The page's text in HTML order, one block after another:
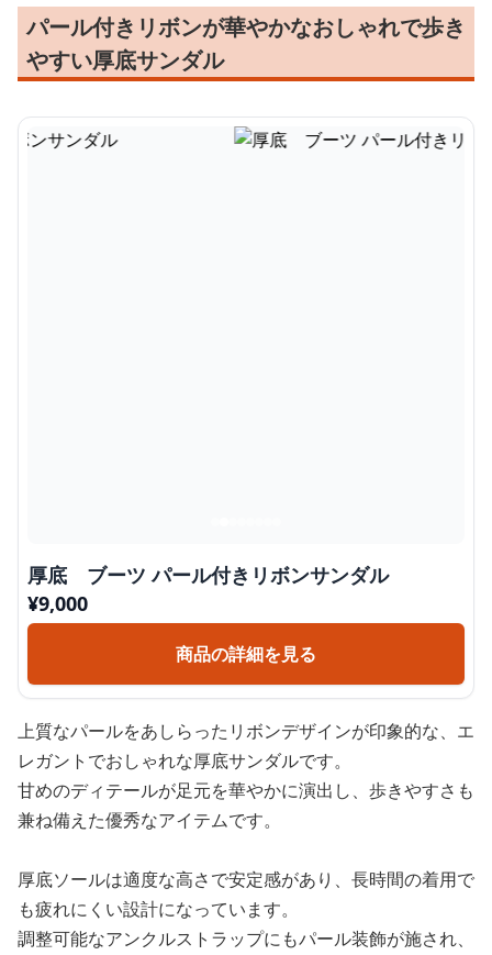
パール付きリボンが華やかなおしゃれで歩き
やすい厚底サンダル
厚底 ブーツ パール付きリボンサンダル
¥9,000
商品の詳細を見る
上質なパールをあしらったリボンデザインが印象的な、エ
レガントでおしゃれな厚底サンダルです。
甘めのディテールが足元を華やかに演出し、歩きやすさも
兼ね備えた優秀なアイテムです。
厚底ソールは適度な高さで安定感があり、長時間の着用で
も疲れにくい設計になっています。
調整可能なアンクルストラップにもパール装飾が施され、